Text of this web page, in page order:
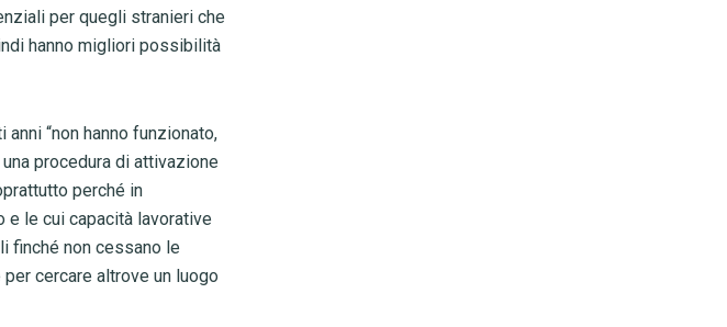
per quegli stranieri che
hanno migliori possibilità
“non hanno funzionato,
procedura di attivazione
perché in
e le cui capacità lavorative
finché non cessano le
cercare altrove un luogo